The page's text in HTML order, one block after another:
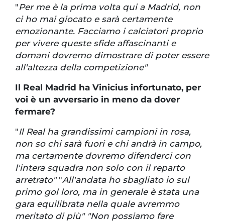
"Per me è la prima volta qui a Madrid, non
ci ho mai giocato e sarà certamente
emozionante. Facciamo i calciatori proprio
per vivere queste sfide affascinanti e
domani dovremo dimostrare di poter essere
all'altezza della competizione"
Il Real Madrid ha Vinicius infortunato, per
voi è un avversario in meno da dover
fermare?
"Il Real ha grandissimi campioni in rosa,
non so chi sarà fuori e chi andrà in campo,
ma certamente dovremo difenderci con
l'intera squadra non solo con il reparto
arretrato""All'andata ho sbagliato io sul
primo gol loro, ma in generale è stata una
gara equilibrata nella quale avremmo
meritato di più" "Non possiamo fare